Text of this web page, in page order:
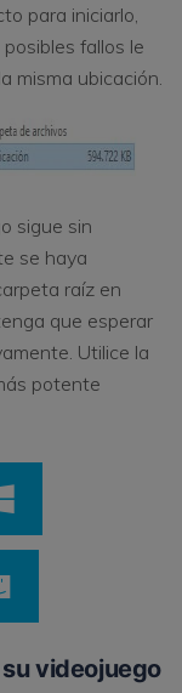
para iniciarlo,
fallos le
misma ubicación.
sigue sin
se haya
raíz en
que esperar
Utilice la
potente
videojuego